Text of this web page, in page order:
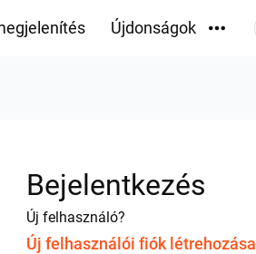
Újdonságok
Bejelentkezés
Új felhasználó?
Új felhasználói fiók létrehozása